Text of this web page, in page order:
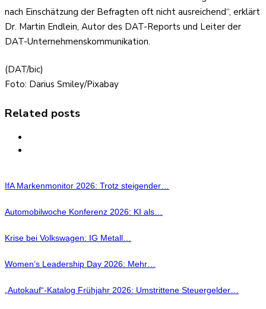
nach Einschätzung der Befragten oft nicht ausreichend“, erklärt
Dr. Martin Endlein, Autor des DAT-Reports und Leiter der
DAT-Unternehmenskommunikation.
(DAT/bic)
Foto: Darius Smiley/Pixabay
Related posts
IfA Markenmonitor 2026: Trotz steigender…
Automobilwoche Konferenz 2026: KI als…
Krise bei Volkswagen: IG Metall…
Women’s Leadership Day 2026: Mehr…
„Autokauf“-Katalog Frühjahr 2026: Umstrittene Steuergelder…